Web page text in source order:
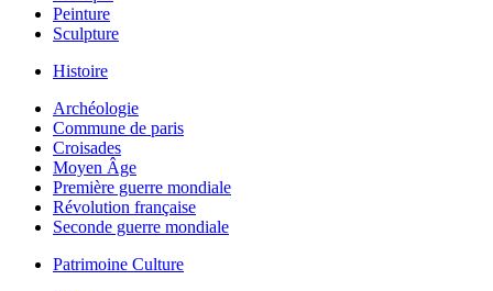
Peinture
Sculpture
Histoire
Archéologie
Commune de paris
Croisades
Moyen Âge
Première guerre mondiale
Révolution française
Seconde guerre mondiale
Patrimoine Culture